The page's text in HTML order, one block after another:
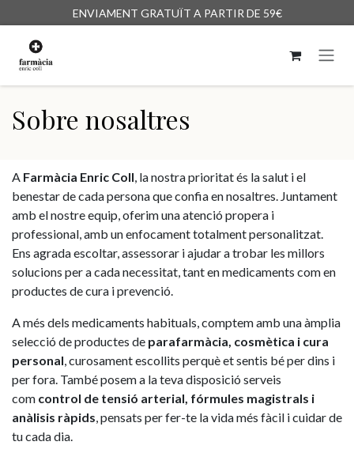
Skip to ContentENVIAMENT GRATUÏT A PARTIR DE 59€
Sobre nosaltres
A Farmàcia Enric Coll, la nostra prioritat és la salut i el
benestar de cada persona que confia en nosaltres. Juntament
amb el nostre equip, oferim una atenció propera i
professional, amb un enfocament totalment personalitzat.
Ens agrada escoltar, assessorar i ajudar a trobar les millors
solucions per a cada necessitat, tant en medicaments com en
productes de cura i prevenció.
A més dels medicaments habituals, comptem amb una àmplia
selecció de productes de parafarmàcia, cosmètica i cura
personal, curosament escollits perquè et sentis bé per dins i
per fora. També posem a la teva disposició serveis
com control de tensió arterial, fórmules magistrals i
anàlisis ràpids, pensats per fer-te la vida més fàcil i cuidar de
tu cada dia.